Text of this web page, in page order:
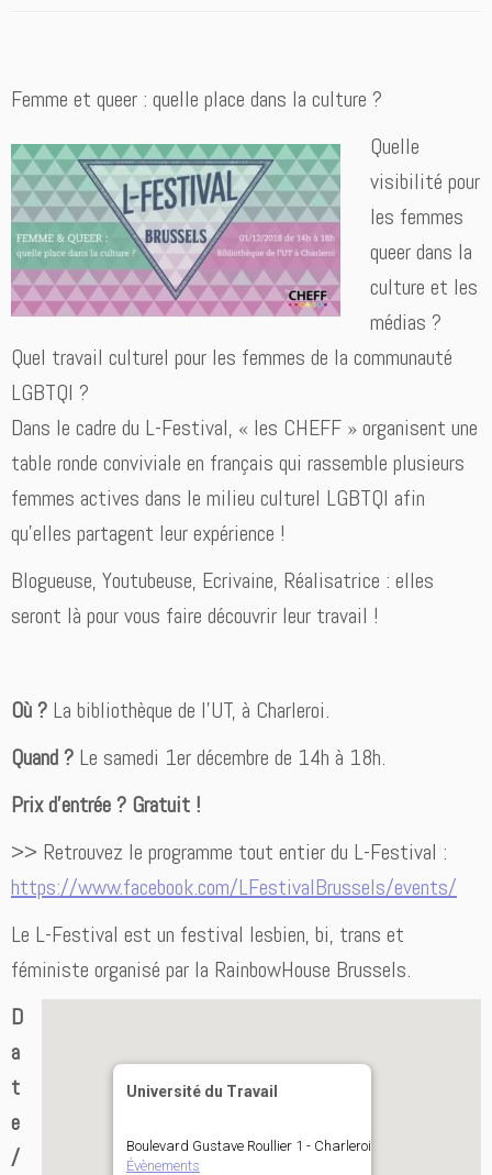
Femme et queer : quelle place dans la culture ?
Quelle
visibilité pour
les femmes
queer dans la
culture et les
médias ?
Quel travail culturel pour les femmes de la communauté
LGBTQI ?
Dans le cadre du L-Festival, « les CHEFF » organisent une
table ronde conviviale en français qui rassemble plusieurs
femmes actives dans le milieu culturel LGBTQI afin
qu’elles partagent leur expérience !
Blogueuse, Youtubeuse, Ecrivaine, Réalisatrice : elles
seront là pour vous faire découvrir leur travail !
Où ? La bibliothèque de l’UT, à Charleroi.
Quand ? Le samedi 1er décembre de 14h à 18h.
Prix d’entrée ? Gratuit !
>> Retrouvez le programme tout entier du L-Festival :
https://www.facebook.com/LFestivalBrussels/events/
Le L-Festival est un festival lesbien, bi, trans et
féministe organisé par la RainbowHouse Brussels.
Université du Travail
Boulevard Gustave Roullier 1 - Charleroi
Évènements
D
a
t
e
/